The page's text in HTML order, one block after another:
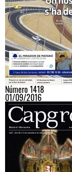
Número 1418
01/09/2016